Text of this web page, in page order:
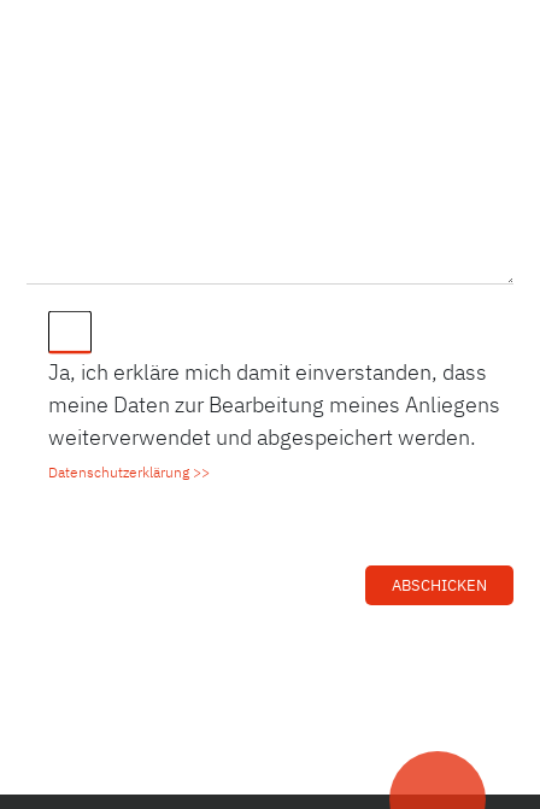
Ja, ich erkläre mich damit einverstanden, dass
meine Daten zur Bearbeitung meines Anliegens
weiterverwendet und abgespeichert werden.
Datenschutzerklärung >>
ABSCHICKEN